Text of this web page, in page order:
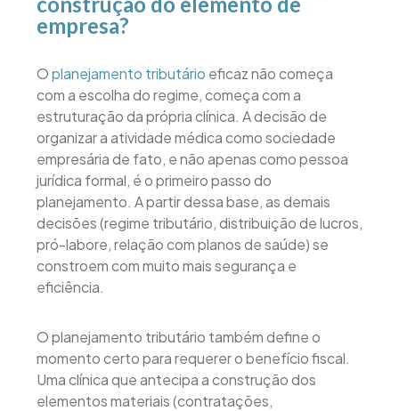
empresa?
Oplanejamento tributário eficaz não começa
com a escolha do regime, começa com a
estruturação da própria clínica. A decisão de
organizar a atividade médica como sociedade
empresária de fato, e não apenas como pessoa
jurídica formal, é o primeiro passo do
planejamento. A partir dessa base, as demais
decisões (regime tributário, distribuição de lucros,
pró-labore, relação com planos de saúde) se
constroem com muito mais segurança e
eficiência.
O planejamento tributário também define o
momento certo para requerer o benefício fiscal.
Uma clínica que antecipa a construção dos
elementos materiais (contratações,